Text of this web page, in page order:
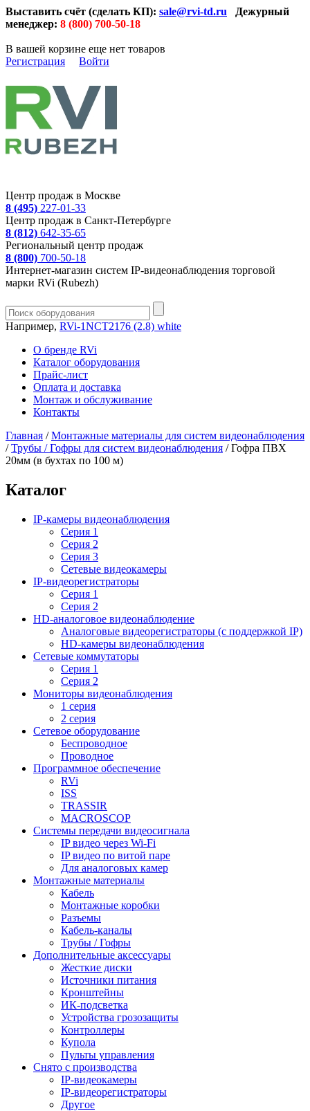
Выставить счёт (сделать КП): sale@rvi-td.ru
Дежурный
менеджер: 8 (800) 700-50-18
В вашей корзине еще нет товаров
Регистрация
Войти
Центр продаж в Москве
8 (495) 227-01-33
Центр продаж в Санкт-Петербурге
8 (812) 642-35-65
Региональный центр продаж
8 (800) 700-50-18
Интернет-магазин систем IP-видеонаблюдения торговой
марки RVi (Rubezh)
Например, RVi-1NCT2176 (2.8) white
О бренде RVi
Каталог оборудования
Прайс-лист
Оплата и доставка
Монтаж и обслуживание
Контакты
Главная /Монтажные материалы для систем видеонаблюдения
/Трубы / Гофры для систем видеонаблюдения /Гофра ПВХ
20мм (в бухтах по 100 м)
Каталог
IP-камеры видеонаблюдения
Серия 1
Серия 2
Серия 3
Сетевые видеокамеры
IP-видеорегистраторы
Серия 1
Серия 2
HD-аналоговое видеонаблюдение
Aналоговые видеорегистраторы (с поддержкой IP)
HD-камеры видеонаблюдения
Сетевые коммутаторы
Серия 1
Серия 2
Мониторы видеонаблюдения
1 серия
2 серия
Сетевое оборудование
Беспроводное
Проводное
Программное обеспечение
RVi
ISS
TRASSIR
MACROSCOP
Системы передачи видеосигнала
IP видео через Wi-Fi
IP видео по витой паре
Для аналоговых камер
Монтажные материалы
Кабель
Монтажные коробки
Разъемы
Кабель-каналы
Трубы / Гофры
Дополнительные аксессуары
Жесткие диски
Источники питания
Кронштейны
ИК-подсветка
Устройства грозозащиты
Контроллеры
Купола
Пульты управления
Снято с производства
IP-видеокамеры
IP-видеорегистраторы
Другое